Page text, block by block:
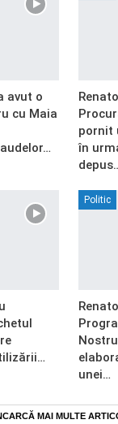
avut o
cu Maia
pornit
în
Politic
unei…
MAI MULTE